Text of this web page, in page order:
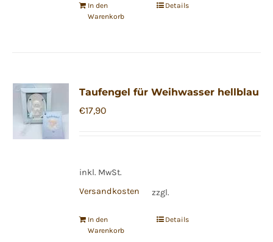
In den
Warenkorb
Details
Taufengel für Weihwasser hellblau
€17,90
inkl. MwSt.
zzgl.
Versandkosten
In den
Warenkorb
Details